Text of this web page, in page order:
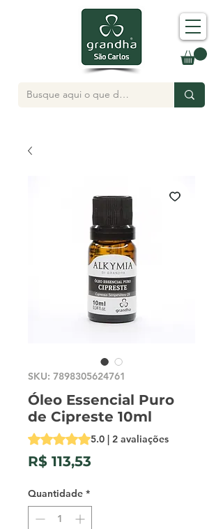
SKU: 7898305624761
Óleo Essencial Puro
de Cipreste 10ml
A classificação é 5.0 de 5 estrelas
5.0 | 2 avaliações
R$ 113,53
Quantidade *